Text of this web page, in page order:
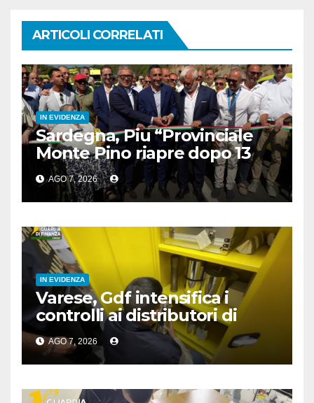
ARTICOLI CORRELATI
IN EVIDENZA
Sardegna, Piu “Provinciale
Monte Pino riapre dopo 13
anni, opera fondamentale”
AGO 7, 2026
IN EVIDENZA
Varese, Gdf intensifica i
controlli ai distributori di
carburante, 6 multati
AGO 7, 2026